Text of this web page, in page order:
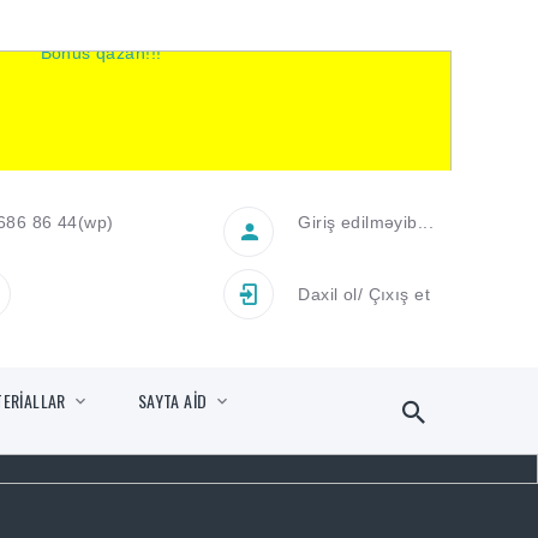
86 44(wp) Giriş edilməyib...
Daxil ol/ Çıxış et
SAYTA AİD